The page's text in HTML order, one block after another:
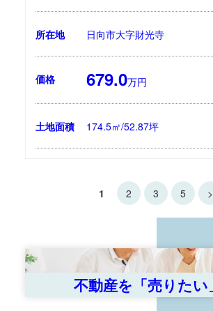
所在地 日向市大字財光寺
価格 679.0万円
土地面積 174.5㎡/52.87坪
1 2 3 5 >
不動産を「売りたい